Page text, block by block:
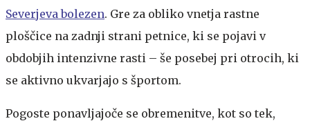
Severjeva bolezen. Gre za obliko vnetja rastne
ploščice na zadnji strani petnice, ki se pojavi v
obdobjih intenzivne rasti – še posebej pri otrocih, ki
se aktivno ukvarjajo s športom.
Pogoste ponavljajoče se obremenitve, kot so tek,